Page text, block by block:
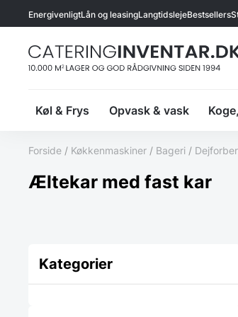
EnergivenligtLån og leasingLangtidslejeBestsellers
Køl & Frys Opvask & vask
Forside / Køkkenmaskiner / Bageri /
Æltekar med fast kar
Kategorier